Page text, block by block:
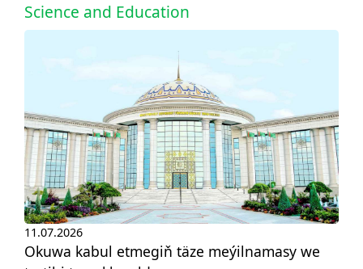
Science and Education
11.07.2026
Okuwa kabul etmegiň täze meýilnamasy we